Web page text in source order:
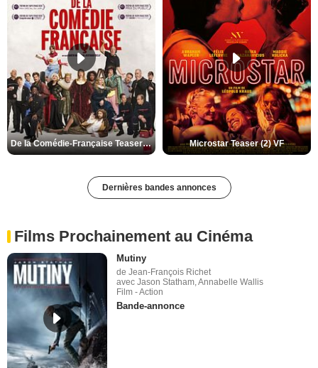
De la Comédie-Française Teaser (3) VF Microstar Teaser (2) VF
Dernières bandes annonces
Films Prochainement au Cinéma
Mutiny
de Jean-François Richet
avec Jason Statham, Annabelle Wallis
Film - Action
Bande-annonce